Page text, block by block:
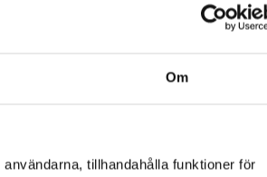
Om
tillhandahålla funktioner för